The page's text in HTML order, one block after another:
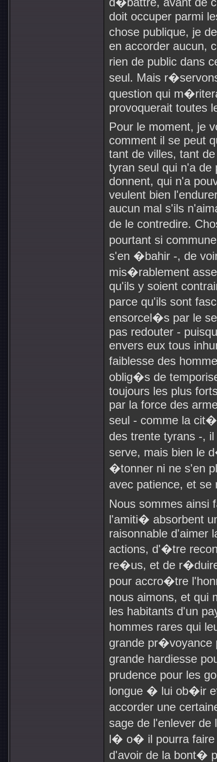
doit occuper parmi
chose publique, je
en accorder aucun,
rien de public dans
seul. Mais
question qui
provoquerait toutes
Pour le moment, je
comment il se peut
tant de villes, tant
tyran seul qui n'a de
donnent, qui n'a
veulent bien
aucun mal s'ils
de le contredire.
pourtant si
s'en �bahir -, de
mis�rablement
qu'ils y soient
parce qu'ils sont
ensorcel�s par le
pas redouter -
envers eux tous
faiblesse des
oblig�s de
toujours les plus
par la force des
seul - comme la
des trente tyrans -,
serve, mais bien le
�tonner ni ne s'en
avec patience, et
Nous sommes ainsi
l'amiti� absorbent
raisonnable d'aimer
actions, d'�tre
re�us, et de
pour accro�tre
nous aimons, et
les habitants d'un
hommes rares qui
grande pr�voyance
grande hardiesse
prudence pour les
longue � lui ob�ir
accorder une
sage de l'enlever
l� o� il pourra faire
d'avoir de la bont�